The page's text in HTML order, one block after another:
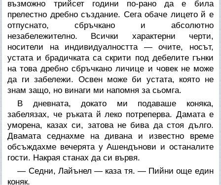
възможно трийсет години по-рано да е била
прелестно дребно създание. Сега обаче лицето й е
отпуснато, сбръчкано и абсолютно
незабележително. Всички характерни черти,
носители на индивидуалността — очите, носът,
устата и брадичката са скрити под дебелите гънки
на това дребно сбръчкано личице и човек не може
да ги забележи. Освен може би устата, която не
знам защо, но винаги ми напомня за сьомга.
В дневната, докато ми подаваше коняка,
забелязах, че ръката й леко потреперва. Дамата е
уморена, казах си, затова не бива да стоя дълго.
Двамата седнахме на дивана и известно време
обсъждахме вечерята у Ашендънови и останалите
гости. Накрая станах да си вървя.
— Седни, Лайънел — каза тя. — Пийни още един
коняк.